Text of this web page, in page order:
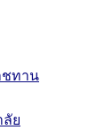
ชทาน
ลัย